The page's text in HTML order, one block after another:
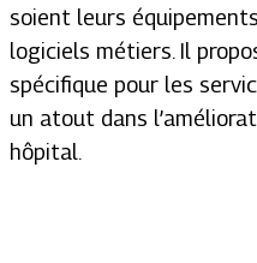
soient leurs
logiciels métiers. Il
spécifique pour les
un atout dans
hôpital.